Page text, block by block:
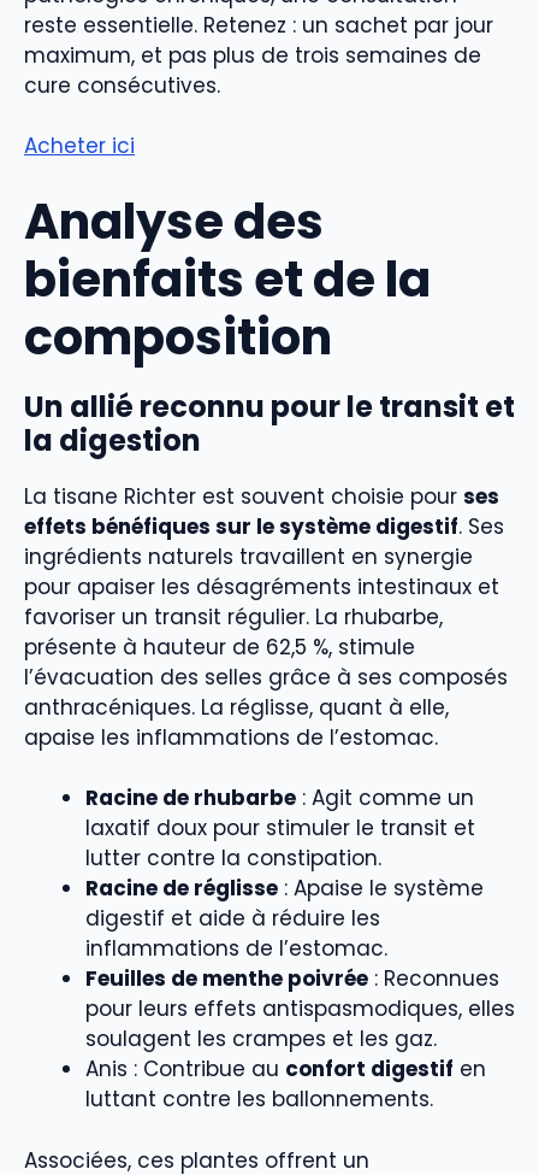
reste essentielle. Retenez : un sachet par jour
maximum, et pas plus de trois semaines de
cure consécutives.
Acheter ici
Analyse des
bienfaits et de la
composition
Un allié reconnu pour le transit et
la digestion
La tisane Richter est souvent choisie pour ses
effets bénéfiques sur le système digestif. Ses
ingrédients naturels travaillent en synergie
pour apaiser les désagréments intestinaux et
favoriser un transit régulier. La rhubarbe,
présente à hauteur de 62,5 %, stimule
l’évacuation des selles grâce à ses composés
anthracéniques. La réglisse, quant à elle,
apaise les inflammations de l’estomac.
Racine de rhubarbe : Agit comme un
laxatif doux pour stimuler le transit et
lutter contre la constipation.
Racine de réglisse : Apaise le système
digestif et aide à réduire les
inflammations de l’estomac.
Feuilles de menthe poivrée : Reconnues
pour leurs effets antispasmodiques, elles
soulagent les crampes et les gaz.
Anis : Contribue au confort digestif en
luttant contre les ballonnements.
Associées, ces plantes offrent un